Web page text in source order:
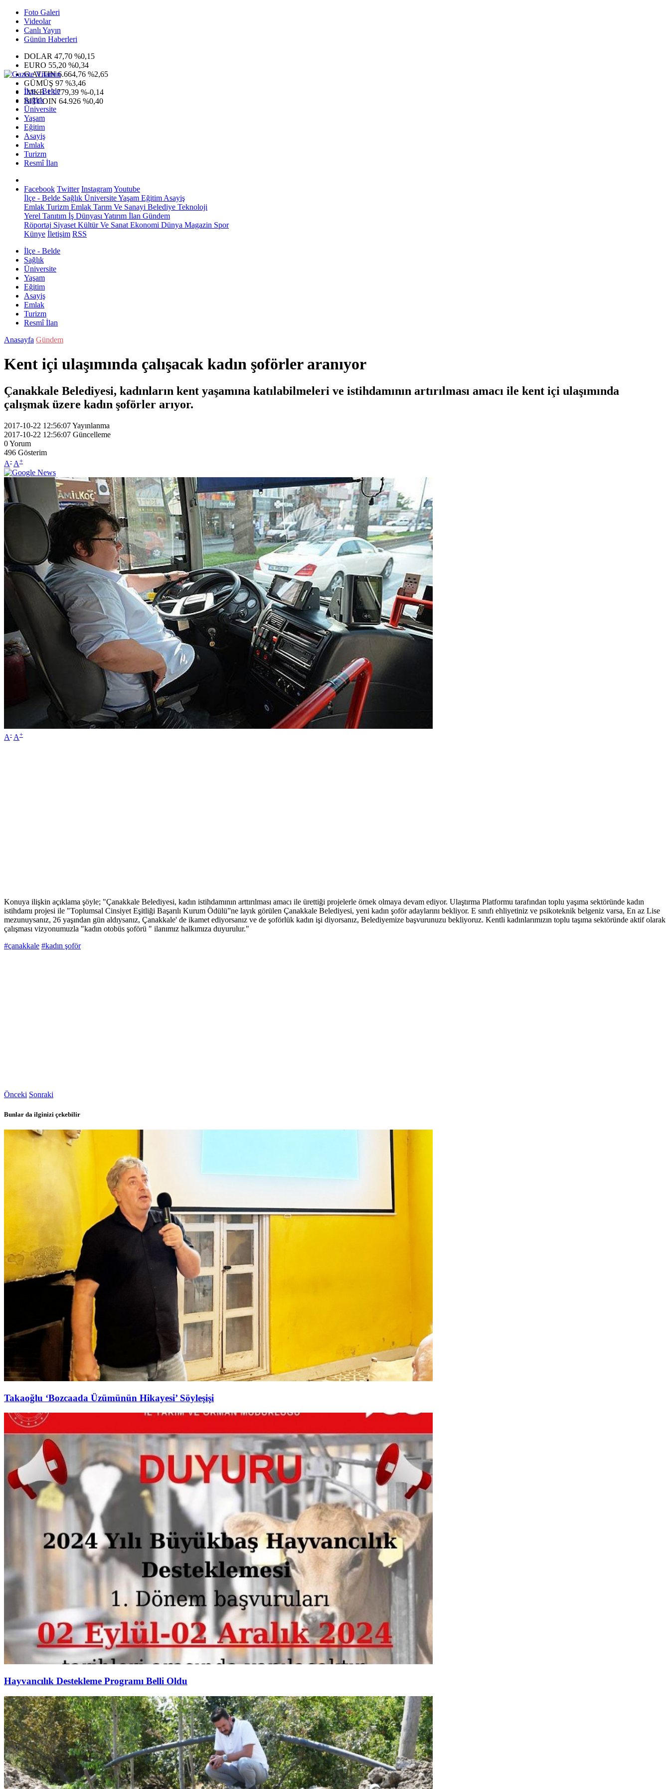
Foto Galeri
Videolar
Canlı Yayın
Günün Haberleri
DOLAR 47,70 %0,15
EURO 55,20 %0,34
G.ALTIN6.664,76 %2,65
GÜMÜŞ 97 %3,46
IMKB13.779,39 %-0,14
BITCOIN 64.926 %0,40
İlçe - Belde
Sağlık
Üniversite
Yaşam
Eğitim
Asayiş
Emlak
Turizm
Resmî İlan
Facebook Twitter InstagramYoutube
İlçe - Belde Sağlık ÜniversiteYaşam Eğitim Asayiş
Emlak Turizm Emlak Tarım Ve Sanayi Belediye Teknoloji
Yerel Tanıtım İş Dünyası Yatırım İlan Gündem
Röportaj Siyaset Kültür Ve Sanat Ekonomi Dünya Magazin Spor
Künye İletişim RSS
İlçe - Belde
Sağlık
Üniversite
Yaşam
Eğitim
Asayiş
Emlak
Turizm
Resmî İlan
Anasayfa Gündem
Kent içi ulaşımında çalışacak kadın şoförler aranıyor
Çanakkale Belediyesi, kadınların kent yaşamına katılabilmeleri ve istihdamının artırılması amacı ile kent içi ulaşımında
çalışmak üzere kadın şoförler arıyor.
2017-10-22 12:56:07Yayınlanma
2017-10-22 12:56:07 Güncelleme
0Yorum
496 Gösterim
A- A+
A- A+
Konuya ilişkin açıklama şöyle; "Çanakkale Belediyesi, kadın istihdamının arttırılması amacı ile ürettiği projelerle örnek olmaya devam ediyor. Ulaştırma Platformu tarafından toplu yaşıma sektöründe kadın
istihdamı projesi ile "Toplumsal Cinsiyet Eşitliği Başarılı Kurum Ödülü”ne layık görülen Çanakkale Belediyesi, yeni kadın şoför adaylarını bekliyor. E sınıfı ehliyetiniz ve psikoteknik belgeniz varsa, En az Lise
mezunuysanız, 26 yaşından gün aldıysanız, Çanakkale' de ikamet ediyorsanız ve de şoförlük kadın işi diyorsanız, Belediyemize başvurunuzu bekliyoruz. Kentli kadınlarımızın toplu taşıma sektöründe aktif olarak
çalışması vizyonumuzla "kadın otobüs şoförü " ilanımız halkımıza duyurulur."
#çanakkale #kadın şoför
Önceki Sonraki
Bunlar da ilginizi çekebilir
Takaoğlu ‘Bozcaada Üzümünün Hikayesi’ Söyleşişi
Hayvancılık Destekleme Programı Belli Oldu